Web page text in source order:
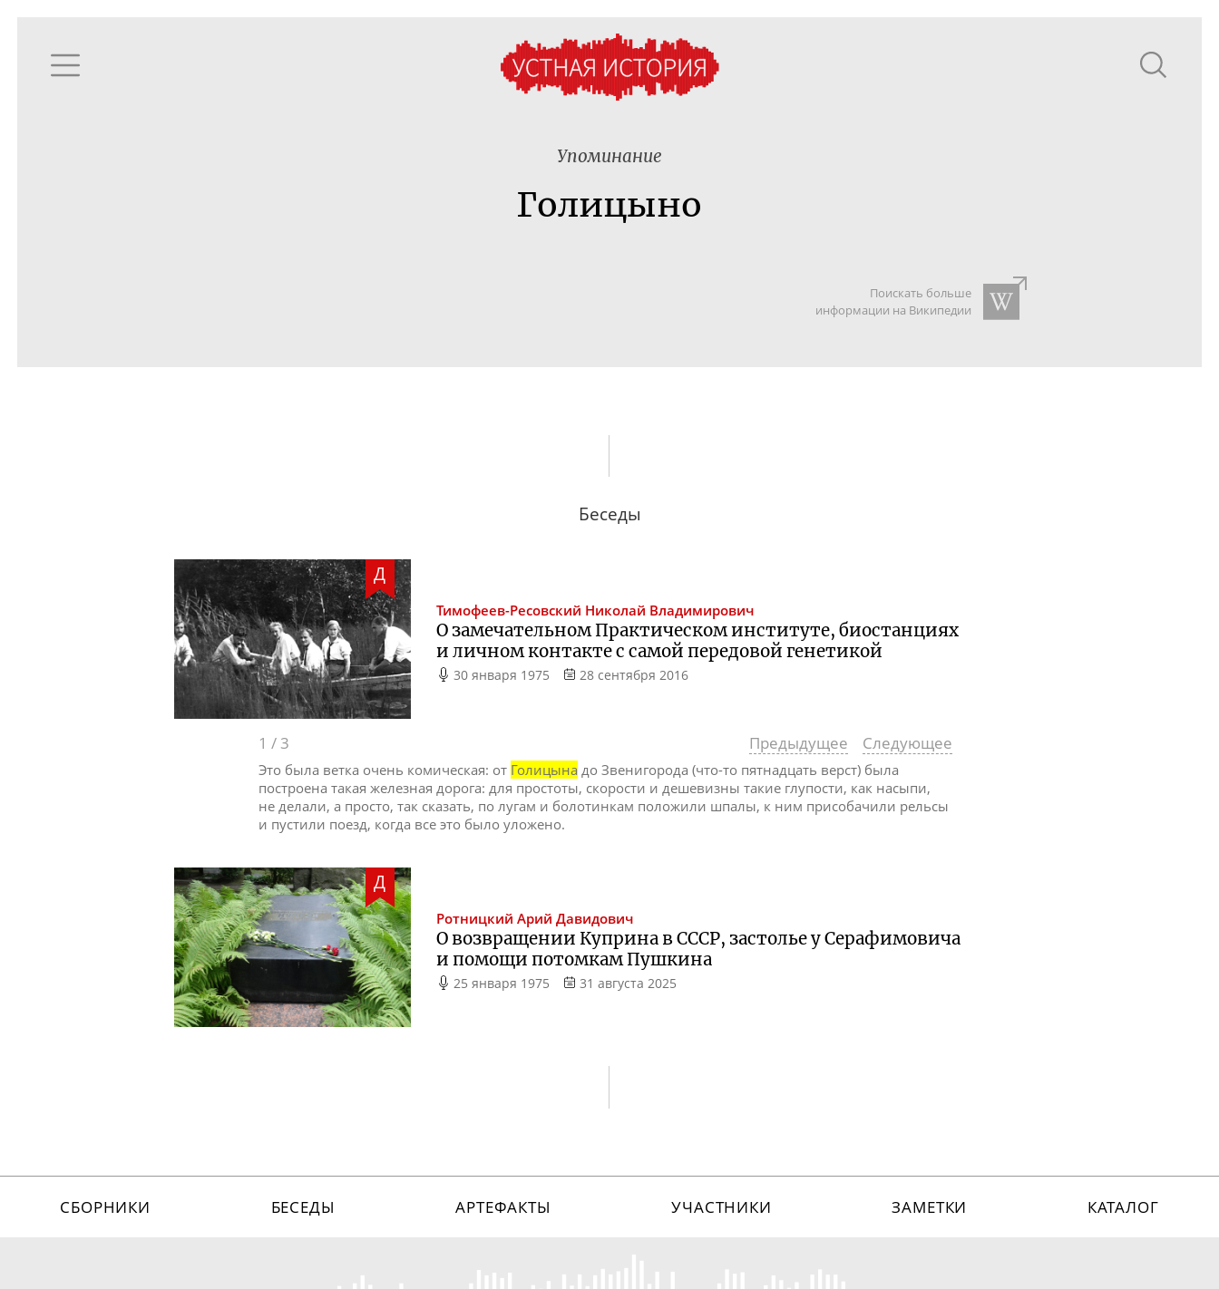
Упоминание
Голицыно
Поискать больше
информации на Википедии
Беседы
Д
Тимофеев-Ресовский Николай Владимирович
О замечательном Практическом институте, биостанциях
и личном контакте с самой передовой генетикой
30 января 1975 28 сентября 2016
1 / 3 Предыдущее Следующее
Это была ветка очень комическая: от Голицына до Звенигорода (что-то пятнадцать верст) была
построена такая железная дорога: для простоты, скорости и дешевизны такие глупости, как насыпи,
не делали, а просто, так сказать, по лугам и болотинкам положили шпалы, к ним присобачили рельсы
и пустили поезд, когда все это было уложено.
Д
Ротницкий Арий Давидович
О возвращении Куприна в СССР, застолье у Серафимовича
и помощи потомкам Пушкина
25 января 1975 31 августа 2025
СБОРНИКИ БЕСЕДЫ АРТЕФАКТЫ УЧАСТНИКИ ЗАМЕТКИ КАТАЛОГ